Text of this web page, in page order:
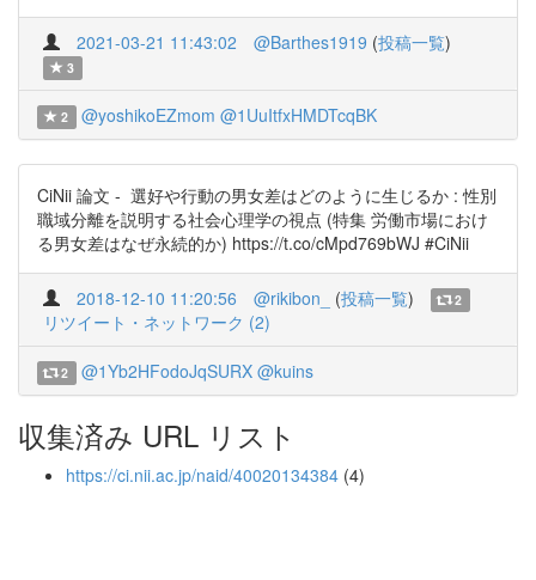
2021-03-21 11:43:02 @Barthes1919 (投稿一覧)
3
2 @yoshikoEZmom @1UuItfxHMDTcqBK
CiNii 論文 - 選好や行動の男女差はどのように生じるか : 性別
職域分離を説明する社会心理学の視点 (特集 労働市場におけ
る男女差はなぜ永続的か) https://t.co/cMpd769bWJ #CiNii
2018-12-10 11:20:56 @rikibon_ (投稿一覧) 2
リツイート・ネットワーク (2)
2 @1Yb2HFodoJqSURX @kuins
収集済み URL リスト
https://ci.nii.ac.jp/naid/40020134384 (4)